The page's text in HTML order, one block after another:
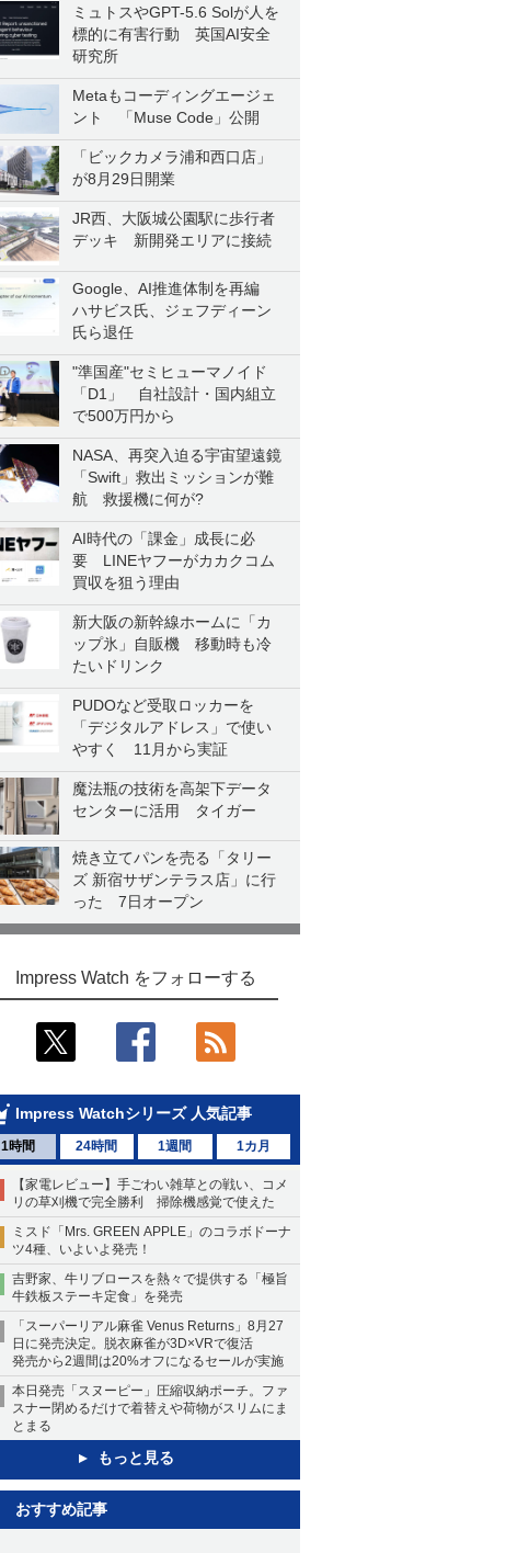
ミュトスやGPT-5.6 Solが人を
標的に有害行動 英国AI安全
研究所
Metaもコーディングエージェ
ント 「Muse Code」公開
「ビックカメラ浦和西口店」
が8月29日開業
JR西、大阪城公園駅に歩行者
デッキ 新開発エリアに接続
Google、AI推進体制を再編
ハサビス氏、ジェフディーン
氏ら退任
"準国産"セミヒューマノイド
「D1」 自社設計・国内組立
で500万円から
NASA、再突入迫る宇宙望遠鏡
「Swift」救出ミッションが難
航 救援機に何が?
AI時代の「課金」成長に必
要 LINEヤフーがカカクコム
買収を狙う理由
新大阪の新幹線ホームに「カ
ップ氷」自販機 移動時も冷
たいドリンク
PUDOなど受取ロッカーを
「デジタルアドレス」で使い
やすく 11月から実証
魔法瓶の技術を高架下データ
センターに活用 タイガー
焼き立てパンを売る「タリー
ズ 新宿サザンテラス店」に行
った 7日オープン
Impress Watch をフォローする
Impress Watchシリーズ 人気記事
1時間 24時間 1週間 1カ月
【家電レビュー】手ごわい雑草との戦い、コメ
リの草刈機で完全勝利 掃除機感覚で使えた
ミスド「Mrs. GREEN APPLE」のコラボドーナ
ツ4種、いよいよ発売！
吉野家、牛リブロースを熱々で提供する「極旨
牛鉄板ステーキ定食」を発売
「スーパーリアル麻雀 Venus Returns」8月27
日に発売決定。脱衣麻雀が3D×VRで復活
発売から2週間は20%オフになるセールが実施
本日発売「スヌーピー」圧縮収納ポーチ。ファ
スナー閉めるだけで着替えや荷物がスリムにま
とまる
もっと見る
おすすめ記事